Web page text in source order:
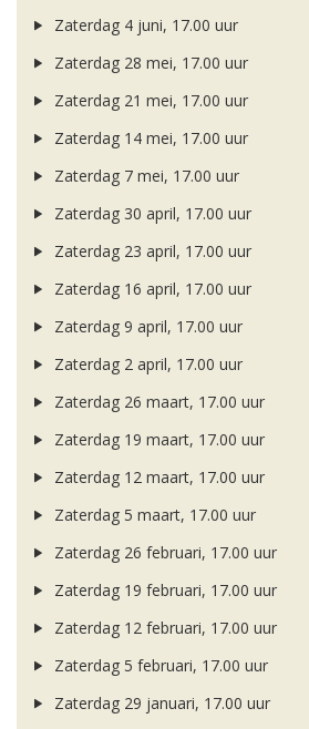
Zaterdag 4 juni, 17.00 uur
Zaterdag 28 mei, 17.00 uur
Zaterdag 21 mei, 17.00 uur
Zaterdag 14 mei, 17.00 uur
Zaterdag 7 mei, 17.00 uur
Zaterdag 30 april, 17.00 uur
Zaterdag 23 april, 17.00 uur
Zaterdag 16 april, 17.00 uur
Zaterdag 9 april, 17.00 uur
Zaterdag 2 april, 17.00 uur
Zaterdag 26 maart, 17.00 uur
Zaterdag 19 maart, 17.00 uur
Zaterdag 12 maart, 17.00 uur
Zaterdag 5 maart, 17.00 uur
Zaterdag 26 februari, 17.00 uur
Zaterdag 19 februari, 17.00 uur
Zaterdag 12 februari, 17.00 uur
Zaterdag 5 februari, 17.00 uur
Zaterdag 29 januari, 17.00 uur